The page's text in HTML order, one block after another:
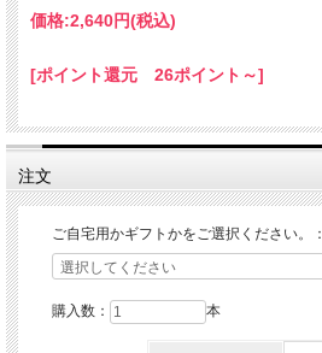
価格:2,640円(税込)
[ポイント還元 26ポイント～]
注文
ご自宅用かギフトかをご選択ください。：
購入数： 本